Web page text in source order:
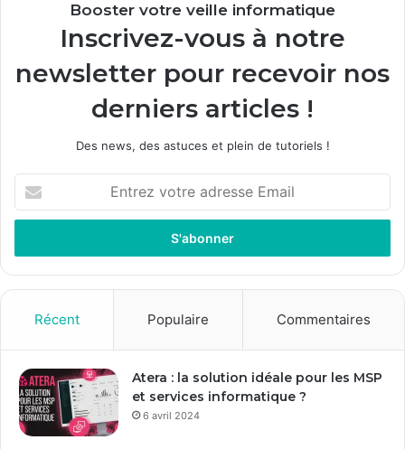
Booster votre veille informatique
Inscrivez-vous à notre
newsletter pour recevoir nos
derniers articles !
Des news, des astuces et plein de tutoriels !
t
e
z
r
e
a
d
Récent Populaire Commentaires
Atera : la solution idéale pour les MSP
et services informatique ?
6 avril 2024